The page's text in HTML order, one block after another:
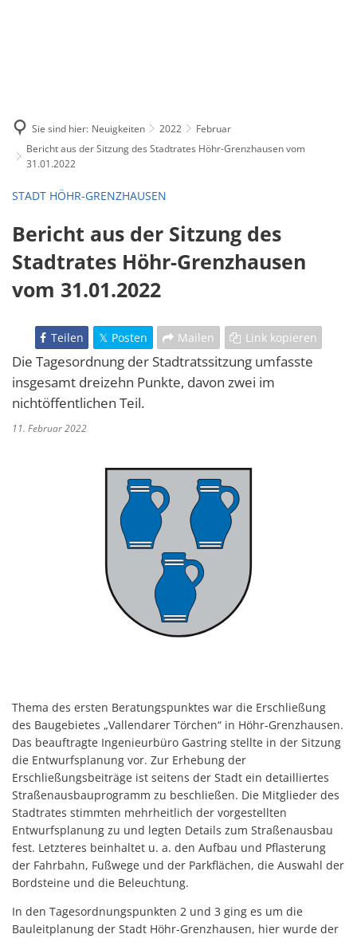
Sie sind hier: Neuigkeiten 2022
Februar
Bericht aus der Sitzung des Stadtrates Höhr-Grenzhausen vom
31.01.2022
STADT HÖHR-GRENZHAUSEN
Bericht aus der Sitzung des
Stadtrates Höhr-Grenzhausen
vom 31.01.2022
Teilen Posten Mailen Link kopieren
Die Tagesordnung der Stadtratssitzung umfasste
insgesamt dreizehn Punkte, davon zwei im
nichtöffentlichen Teil.
11. Februar 2022
Thema des ersten Beratungspunktes war die Erschließung
des Baugebietes „Vallendarer Törchen“ in Höhr-Grenzhausen.
Das beauftragte Ingenieurbüro Gastring stellte in der Sitzung
die Entwurfsplanung vor. Zur Erhebung der
Erschließungsbeiträge ist seitens der Stadt ein detailliertes
Straßenausbauprogramm zu beschließen. Die Mitglieder des
Stadtrates stimmten mehrheitlich der vorgestellten
Entwurfsplanung zu und legten Details zum Straßenausbau
fest. Letzteres beinhaltet u. a. den Aufbau und Pflasterung
der Fahrbahn, Fußwege und der Parkflächen, die Auswahl der
Bordsteine und die Beleuchtung.
In den Tagesordnungspunkten 2 und 3 ging es um die
Bauleitplanung der Stadt Höhr-Grenzhausen, hier wurde der